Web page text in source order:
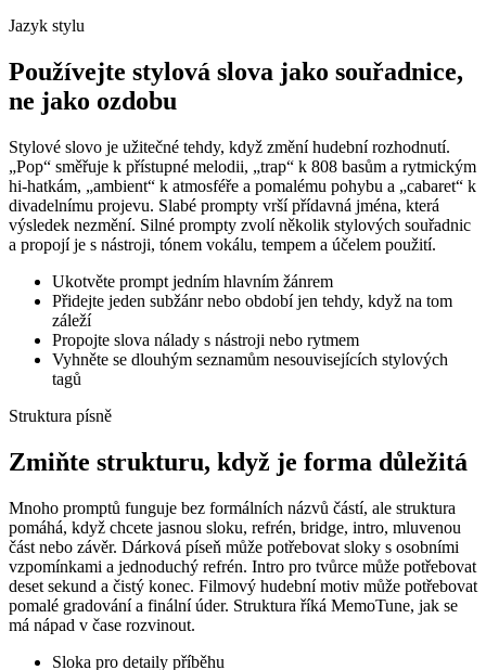
Jazyk stylu
Používejte stylová slova jako souřadnice,
ne jako ozdobu
Stylové slovo je užitečné tehdy, když změní hudební rozhodnutí.
„Pop“ směřuje k přístupné melodii, „trap“ k 808 basům a rytmickým
hi-hatkám, „ambient“ k atmosféře a pomalému pohybu a „cabaret“ k
divadelnímu projevu. Slabé prompty vrší přídavná jména, která
výsledek nezmění. Silné prompty zvolí několik stylových souřadnic
a propojí je s nástroji, tónem vokálu, tempem a účelem použití.
Ukotvěte prompt jedním hlavním žánrem
Přidejte jeden subžánr nebo období jen tehdy, když na tom
záleží
Propojte slova nálady s nástroji nebo rytmem
Vyhněte se dlouhým seznamům nesouvisejících stylových
tagů
Struktura písně
Zmiňte strukturu, když je forma důležitá
Mnoho promptů funguje bez formálních názvů částí, ale struktura
pomáhá, když chcete jasnou sloku, refrén, bridge, intro, mluvenou
část nebo závěr. Dárková píseň může potřebovat sloky s osobními
vzpomínkami a jednoduchý refrén. Intro pro tvůrce může potřebovat
deset sekund a čistý konec. Filmový hudební motiv může potřebovat
pomalé gradování a finální úder. Struktura říká MemoTune, jak se
má nápad v čase rozvinout.
Sloka pro detaily příběhu